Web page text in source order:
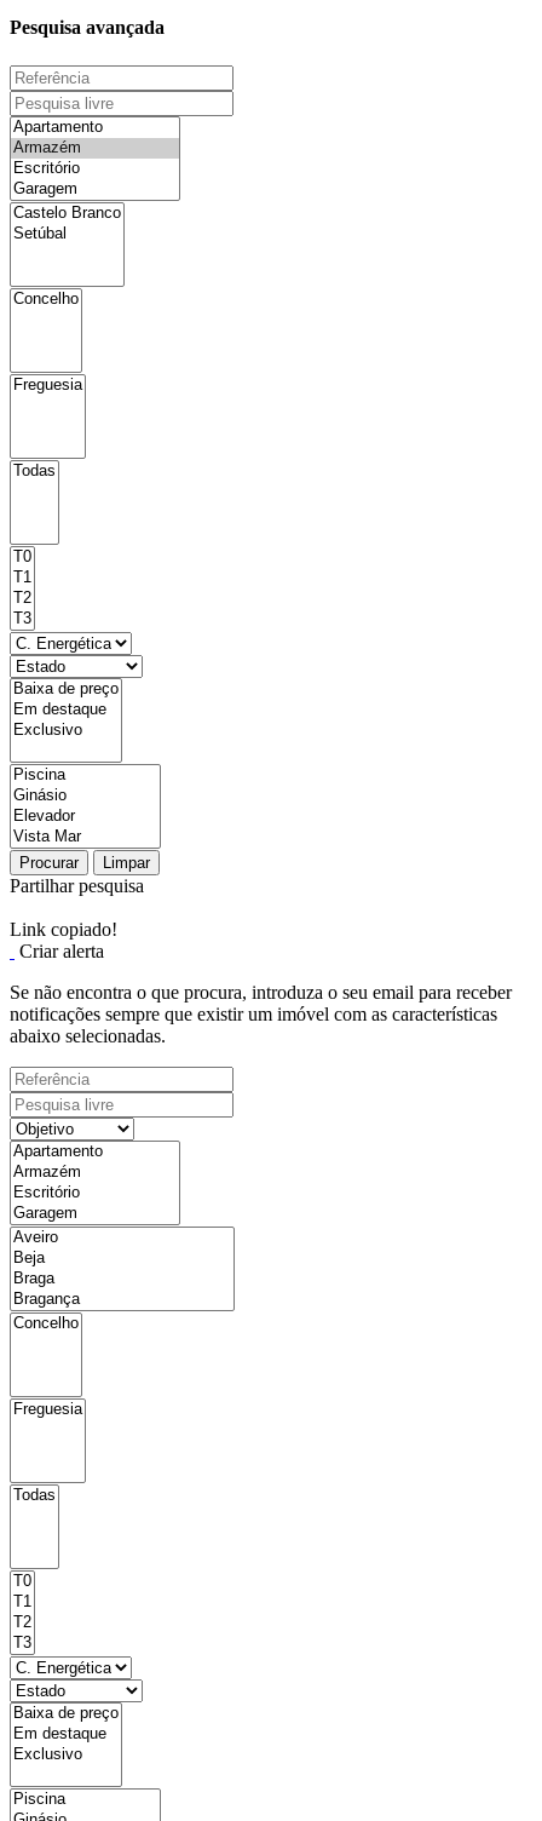
Pesquisa avançada
Procurar Limpar
Partilhar pesquisa
Link copiado!
Criar alerta
Se não encontra o que procura, introduza o seu email para receber
notificações sempre que existir um imóvel com as características
abaixo selecionadas.